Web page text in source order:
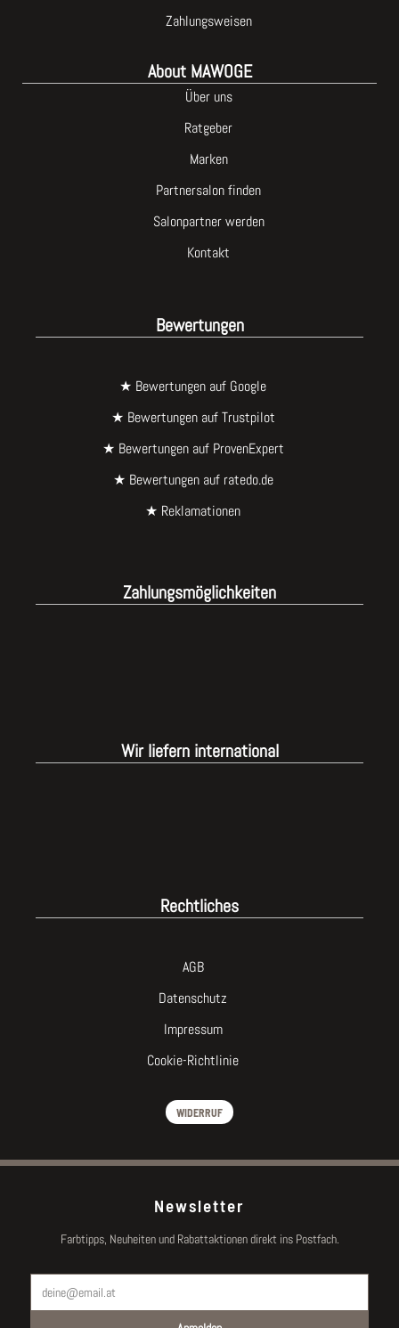
Zahlungsweisen
About MAWOGE
Über uns
Ratgeber
Marken
Partnersalon finden
Salonpartner werden
Kontakt
Bewertungen
★ Bewertungen auf Google
★ Bewertungen auf Trustpilot
★ Bewertungen auf ProvenExpert
★ Bewertungen auf ratedo.de
★ Reklamationen
Zahlungsmöglichkeiten
Wir liefern international
Rechtliches
AGB
Datenschutz
Impressum
Cookie-Richtlinie
WIDERRUF
Newsletter
Farbtipps, Neuheiten und Rabattaktionen direkt ins Postfach.